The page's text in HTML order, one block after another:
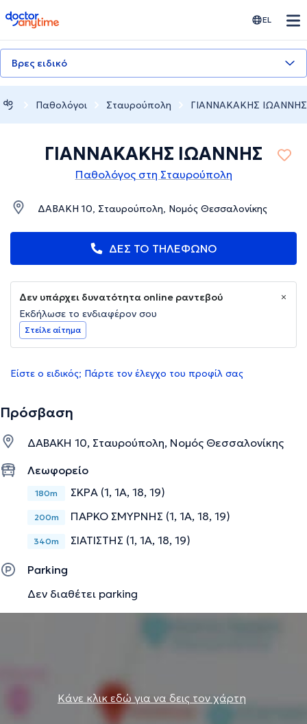
doctoranytime EL
Βρες ειδικό
Παθολόγοι Σταυρούπολη ΓΙΑΝΝΑΚΑΚΗΣ ΙΩΑΝΝΗΣ
ΓΙΑΝΝΑΚΑΚΗΣ ΙΩΑΝΝΗΣ
Παθολόγος στη Σταυρούπολη
ΔΑΒΑΚΗ 10, Σταυρούπολη, Νομός Θεσσαλονίκης
ΔΕΣ ΤΟ ΤΗΛΕΦΩΝΟ
Δεν υπάρχει δυνατότητα online ραντεβού
Εκδήλωσε το ενδιαφέρον σου
Στείλε αίτημα
Είστε ο ειδικός; Πάρτε τον έλεγχο του προφίλ σας
Πρόσβαση
ΔΑΒΑΚΗ 10, Σταυρούπολη, Νομός Θεσσαλονίκης
Λεωφορείο
180m ΣΚΡΑ (1, 1Α, 18, 19)
200m ΠΑΡΚΟ ΣΜΥΡΝΗΣ (1, 1Α, 18, 19)
340m ΣΙΑΤΙΣΤΗΣ (1, 1Α, 18, 19)
Parking
Δεν διαθέτει parking
Κάνε κλικ εδώ για να δεις τον χάρτη